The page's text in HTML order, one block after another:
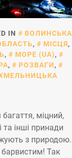
IN
ВОЛИНСЬКА
, МІСЦЯ,
, МОРЕ (UA),
, РОЗВАГИ,
багаття, міцний,
та інші принади
з природою.
барвистим! Так